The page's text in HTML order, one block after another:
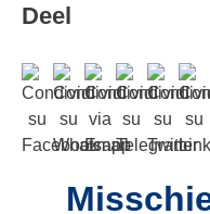
Deel